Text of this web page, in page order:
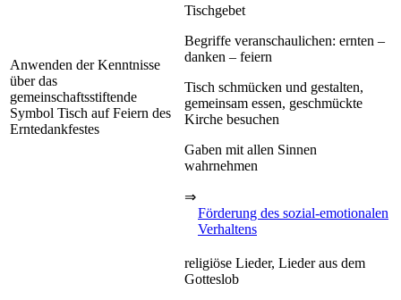
Anwenden der Kenntnisse
über das
gemeinschaftsstiftende
Symbol Tisch auf Feiern des
Erntedankfestes
Tischgebet
Begriffe veranschaulichen: ernten –
danken – feiern
Tisch schmücken und gestalten,
gemeinsam essen, geschmückte
Kirche besuchen
Gaben mit allen Sinnen
wahrnehmen
⇒
Förderung des sozial-emotionalen
Verhaltens
religiöse Lieder, Lieder aus dem
Gotteslob